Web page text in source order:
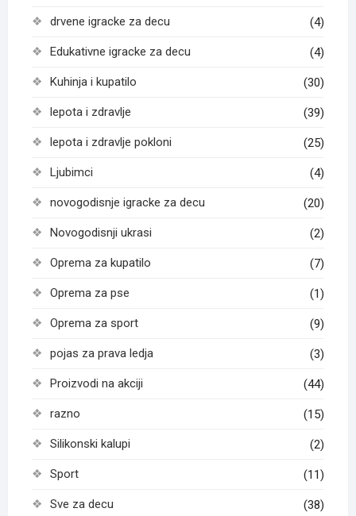
drvene igracke za decu (4)
Edukativne igracke za decu (4)
Kuhinja i kupatilo (30)
lepota i zdravlje (39)
lepota i zdravlje pokloni (25)
Ljubimci (4)
novogodisnje igracke za decu (20)
Novogodisnji ukrasi (2)
Oprema za kupatilo (7)
Oprema za pse (1)
Oprema za sport (9)
pojas za prava ledja (3)
Proizvodi na akciji (44)
razno (15)
Silikonski kalupi (2)
Sport (11)
Sve za decu (38)